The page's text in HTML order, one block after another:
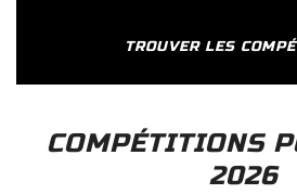
COMPÉTITIONS
2026